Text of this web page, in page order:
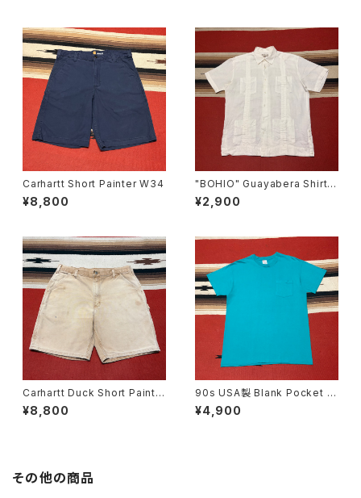
Carhartt Short Painter W34
¥8,800
"BOHIO" Guayabera Shirt s
ize L
¥2,900
Carhartt Duck Short Painte
r W36
¥8,800
90s USA製 Blank Pocket T
-shirt size L
¥4,900
その他の商品